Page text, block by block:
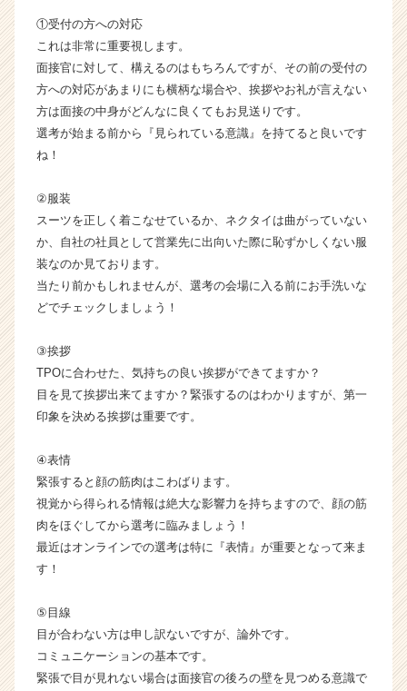
が
届
く
就
活
サ
ア
キ
ャ
ア
（C
e
r
C
e
r）
①受付の方への対応
これは非常に重要視します。
面接官に対して、構えるのはもちろんですが、その前の受付の
方への対応があまりにも横柄な場合や、挨拶やお礼が言えない
方は面接の中身がどんなに良くてもお見送りです。
選考が始まる前から『見られている意識』を持てると良いです
ね！
②服装
スーツを正しく着こなせているか、ネクタイは曲がっていない
か、自社の社員として営業先に出向いた際に恥ずかしくない服
装なのか見ております。
当たり前かもしれませんが、選考の会場に入る前にお手洗いな
どでチェックしましょう！
③挨拶
TPOに合わせた、気持ちの良い挨拶ができてますか？
目を見て挨拶出来てますか？緊張するのはわかりますが、第一
印象を決める挨拶は重要です。
④表情
緊張すると顔の筋肉はこわばります。
視覚から得られる情報は絶大な影響力を持ちますので、顔の筋
肉をほぐしてから選考に臨みましょう！
最近はオンラインでの選考は特に『表情』が重要となって来ま
す！
⑤目線
目が合わない方は申し訳ないですが、論外です。
コミュニケーションの基本です。
緊張で目が見れない場合は面接官の後ろの壁を見つめる意識で